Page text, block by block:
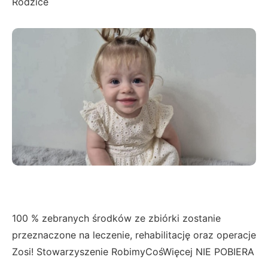
100 % zebranych środków ze zbiórki zostanie
przeznaczone na leczenie, rehabilitację oraz operacje
Zosi! Stowarzyszenie RobimyCośWięcej NIE POBIERA